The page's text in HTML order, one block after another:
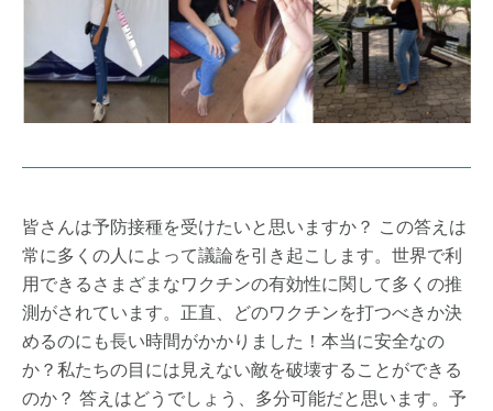
皆さんは予防接種を受けたいと思いますか？ この答えは
常に多くの人によって議論を引き起こします。世界で利
用できるさまざまなワクチンの有効性に関して多くの推
測がされています。正直、どのワクチンを打つべきか決
めるのにも長い時間がかかりました！本当に安全なの
か？私たちの目には見えない敵を破壊することができる
のか？ 答えはどうでしょう、多分可能だと思います。予